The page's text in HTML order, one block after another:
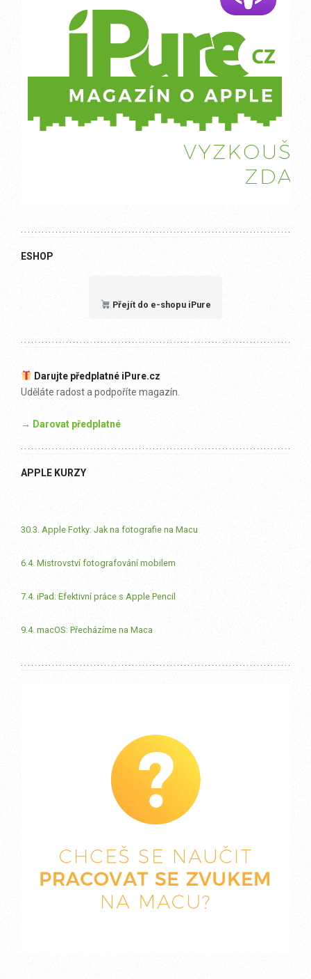
ESHOP
Přejít do e-shopu iPure
Darujte předplatné iPure.cz
Uděláte radost a podpoříte magazín.
→ Darovat předplatné
APPLE KURZY
30.3. Apple Fotky: Jak na fotografie na Macu
6.4. Mistrovství fotografování mobilem
7.4. iPad: Efektivní práce s Apple Pencil
9.4. macOS: Přecházíme na Maca